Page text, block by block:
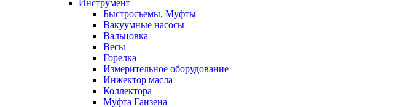
Инструмент
Быстросъемы, Муфты
Вакуумные насосы
Вальцовка
Весы
Горелка
Измерительное оборудование
Инжектор масла
Коллектора
Муфта Ганзена